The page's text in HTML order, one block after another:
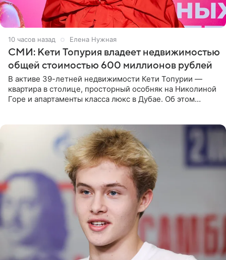
10 часов назад Елена Нужная
СМИ: Кети Топурия владеет недвижимостью
общей стоимостью 600 миллионов рублей
В активе 39-летней недвижимости Кети Топурии —
квартира в столице, просторный особняк на Николиной
Горе и апартаменты класса люкс в Дубае. Об этом